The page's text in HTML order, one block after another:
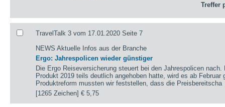
Treffer
TravelTalk 3 vom 17.01.2020 Seite 7
NEWS Aktuelle Infos aus der Branche
Ergo: Jahrespolicen wieder günstiger
Die Ergo Reiseversicherung steuert bei den Jahrespolicen
Produkt 2019 teils deutlich angehoben hatte, wird es ab Februar
Produktreform mussten wir feststellen, dass die Preisbereitscha
[1265 Zeichen]€ 5,75